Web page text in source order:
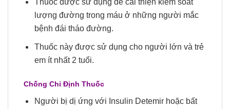
Thuốc được sử dụng để cải thiện kiểm soát
lượng đường trong máu ở những người mắc
bệnh đái tháo đường.
Thuốc này được sử dụng cho người lớn và trẻ
em ít nhất 2 tuổi.
Chống Chỉ Định Thuốc
Người bị dị ứng với Insulin Detemir hoặc bất